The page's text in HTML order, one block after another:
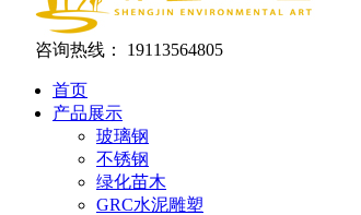
咨询热线： 19113564805
首页
产品展示
玻璃钢
不锈钢
绿化苗木
GRC水泥雕塑